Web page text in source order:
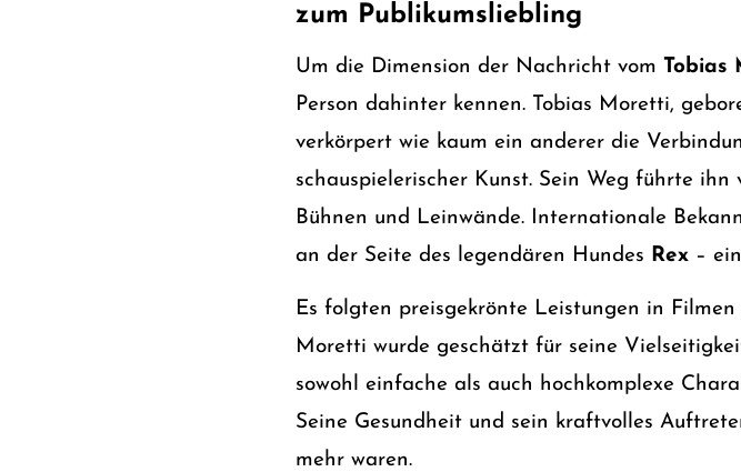
zum Publikumsliebling
Um die Dimension der Nachricht vom Tobias
Person dahinter kennen. Tobias Moretti,
verkörpert wie kaum ein anderer die
schauspielerischer Kunst. Sein Weg führte
Bühnen und Leinwände. Internationale
an der Seite des legendären Hundes Rex –
Es folgten preisgekrönte Leistungen in Filmen
Moretti wurde geschätzt für seine
sowohl einfache als auch hochkomplexe
Seine Gesundheit und sein kraftvolles
mehr waren.